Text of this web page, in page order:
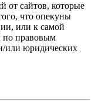
от сайтов, которые
что опекуны
или к самой
по правовым
или юридических